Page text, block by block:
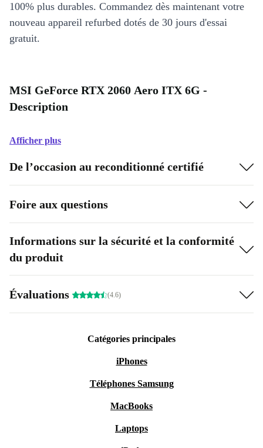
100% plus durables. Commandez dès maintenant votre
nouveau appareil refurbed dotés de 30 jours d'essai
gratuit.
MSI GeForce RTX 2060 Aero ITX 6G -
Description
Afficher plus
De l’occasion au reconditionné certifié
Foire aux questions
Informations sur la sécurité et la conformité
du produit
Évaluations (4.6)
Catégories principales
iPhones
Téléphones Samsung
MacBooks
Laptops